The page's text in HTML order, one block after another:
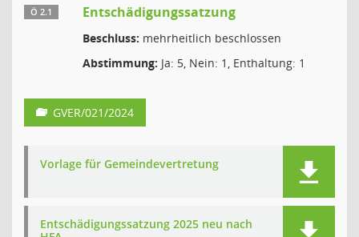
Ö 2.1 Entschädigungssatzung
Beschluss: mehrheitlich beschlossen
Abstimmung: Ja: 5, Nein: 1, Enthaltung: 1
GVER/021/2024
Vorlage für Gemeindevertretung
Entschädigungssatzung 2025 neu nach